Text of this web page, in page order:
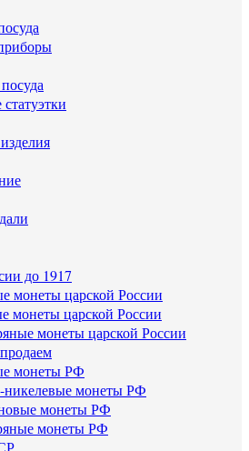
до 1917
монеты царской России
монеты царской России
монеты царской России
монеты РФ
монеты РФ
монеты РФ
монеты РФ